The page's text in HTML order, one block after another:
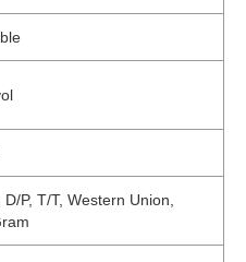
D/P, T/T, Western Union,